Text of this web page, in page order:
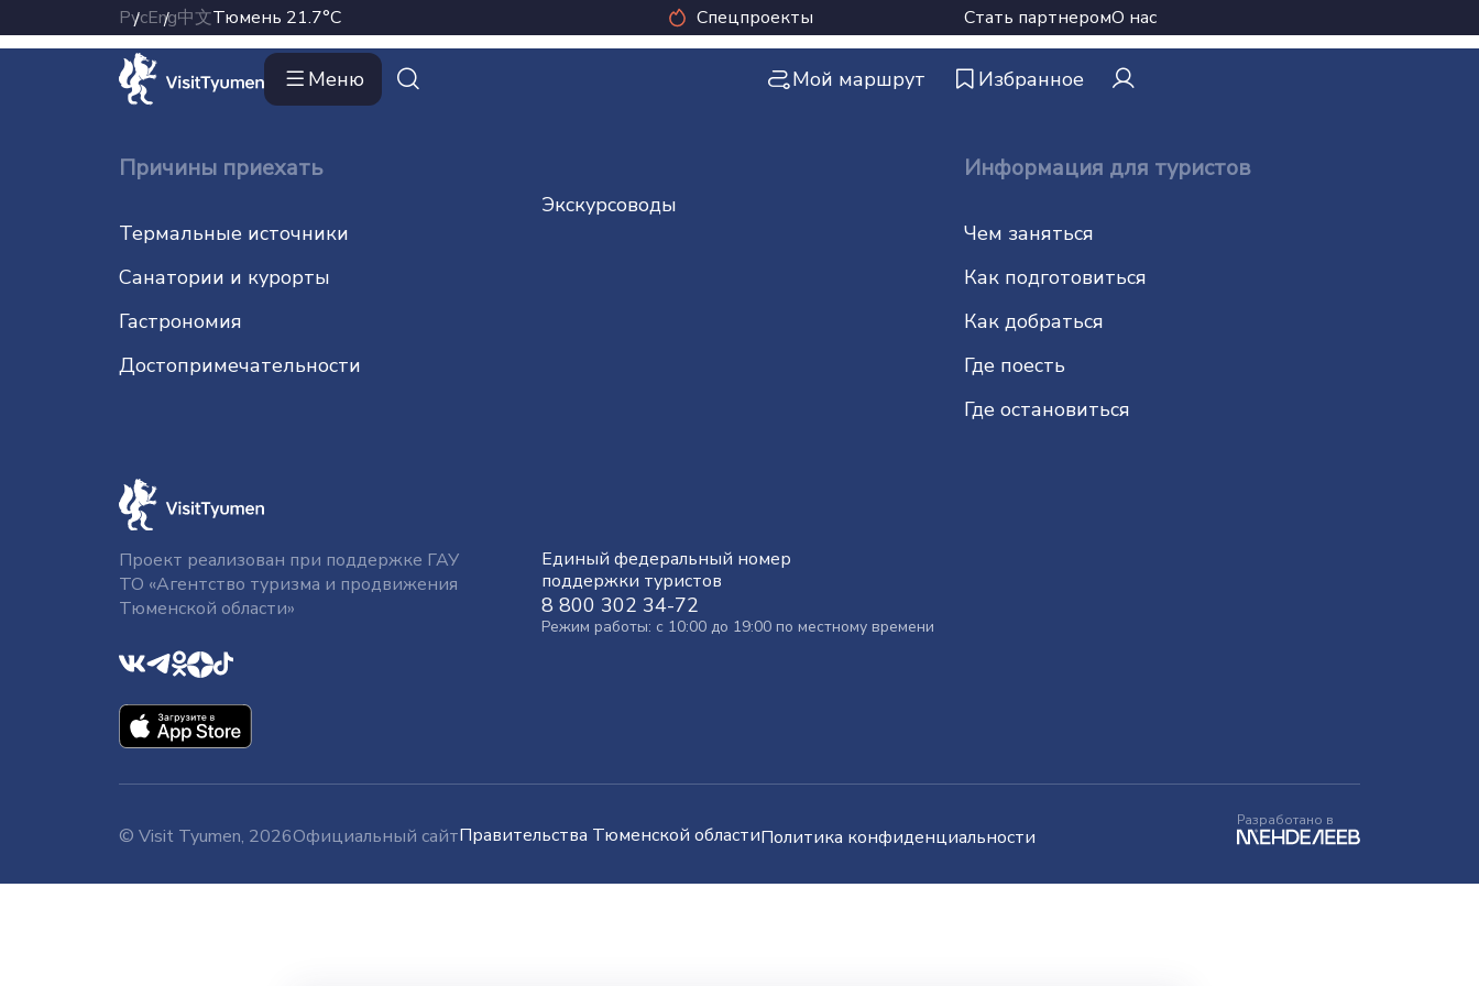
РусEng中文Тюмень 21.7°C Спецпроекты Стать партнеромО нас
Меню Мой маршрут Избранное
Не указан элемент для отображения
Причины приехать
Термальные источники
Санатории и курорты
Гастрономия
До­сто­при­ме­ча­тель­нос­ти
Экскурсоводы
Информация для туристов
Чем заняться
Как подготовиться
Как добраться
Где поесть
Где остановиться
Проект реализован при поддержке ГАУ
ТО «Агентство туризма и продвижения
Тюменской области»
Единый федеральный номер
поддержки туристов
8 800 302 34-72
Режим работы: с 10:00 до 19:00 по местному времени
Официальный сайтПравительства Тюменской областиПолитика конфиденциальности
© Visit Tyumen, 2026
Разработано в